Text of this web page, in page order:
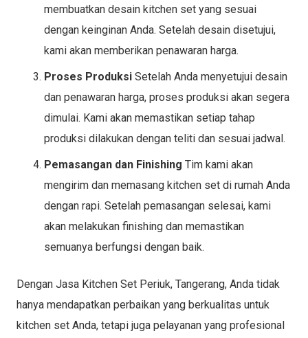
membuatkan desain kitchen set yang sesuai
dengan keinginan Anda. Setelah desain disetujui,
kami akan memberikan penawaran harga.
Proses Produksi Setelah Anda menyetujui desain
dan penawaran harga, proses produksi akan segera
dimulai. Kami akan memastikan setiap tahap
produksi dilakukan dengan teliti dan sesuai jadwal.
Pemasangan dan Finishing Tim kami akan
mengirim dan memasang kitchen set di rumah Anda
dengan rapi. Setelah pemasangan selesai, kami
akan melakukan finishing dan memastikan
semuanya berfungsi dengan baik.
Dengan Jasa Kitchen Set Periuk, Tangerang, Anda tidak
hanya mendapatkan perbaikan yang berkualitas untuk
kitchen set Anda, tetapi juga pelayanan yang profesional